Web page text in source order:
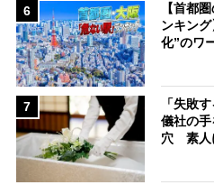
6
【首都
ンキン
化”のワ
7
「失敗
儀社の
穴 素人